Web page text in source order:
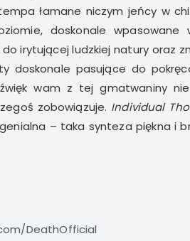
łamane niczym jeńcy w
doskonale wpasowane
irytującej ludzkiej natury oraz
pasujące do
wam z tej gmatwaniny
zobowiązuje. Individual
– taka synteza piękna i
DeathOfficial